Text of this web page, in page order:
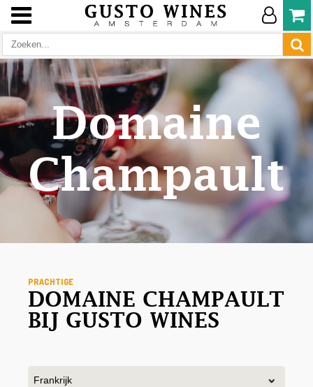
Domaine
Champault
PRACHTIGE
DOMAINE CHAMPAULT
BIJ GUSTO WINES